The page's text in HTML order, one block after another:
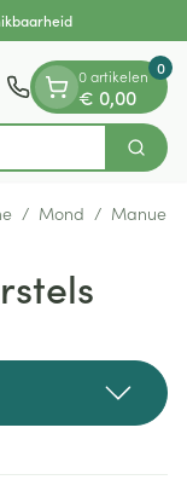
Zoek
0 artikelen
€ 0,00
0
/ Mond / Manuele